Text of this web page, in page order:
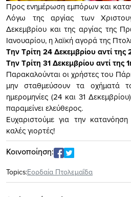
Προς ενημέρωση εμπόρων και
Λόγω της αργίας των
Δεκεμβρίου και της αργίας της
Ιανουαρίου, η λαϊκή αγορά της
Την Τρίτη 24 Δεκεμβρίου αντί της
Την Τρίτη 31 Δεκεμβρίου αντί της
Παρακαλούνται οι χρήστες του
μην σταθμεύσουν τα οχήματά
ημερομηνίες (24 και 31
παραμείνει ελεύθερος.
Ευχαριστούμε για την
καλές γιορτές!
Κοινοποίηση:
Topics:Εορδαία Πτολεμαΐδα